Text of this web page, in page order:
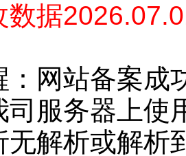
数据
：网站备案成
司服务器上使
无解析或解析